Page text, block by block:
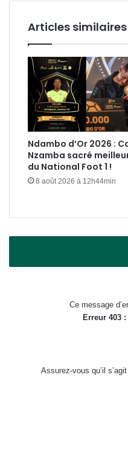
Articles similaires
Ndambo d’Or 2026 :
Nzamba sacré
du National Foot 1 !
8 août 2026 à 12h44min
Ce message
Erreur 403
Assurez-vous qu’il